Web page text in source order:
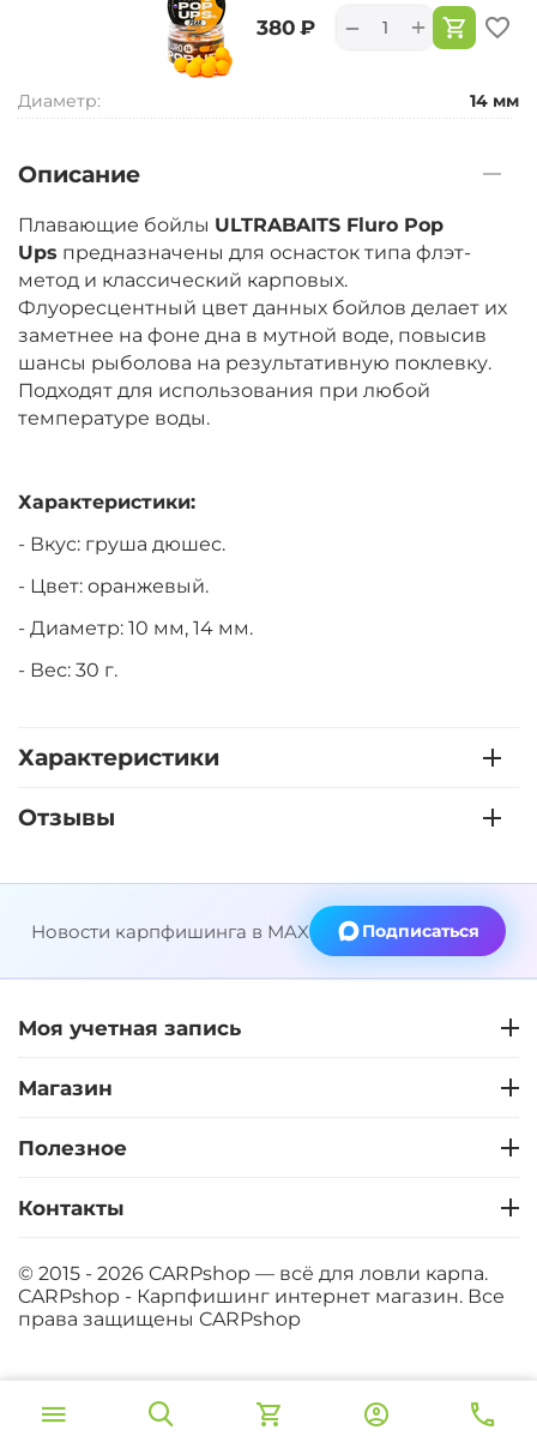
‍380‍ ₽ +
−
Диаметр: 14 мм
Описание
Плавающие бойлы ULTRABAITS Fluro Pop
Ups предназначены для оснасток типа флэт-
метод и классический карповых.
Флуоресцентный цвет данных бойлов делает их
заметнее на фоне дна в мутной воде, повысив
шансы рыболова на результативную поклевку.
Подходят для использования при любой
температуре воды.
Характеристики:
- Вкус: груша дюшес.
- Цвет: оранжевый.
- Диаметр: 10 мм, 14 мм.
- Вес: 30 г.
Характеристики
Отзывы
Новости карпфишинга в MAX Подписаться
Моя учетная запись
Магазин
Полезное
Контакты
© 2015 - 2026 CARPshop — всё для ловли карпа.
CARPshop - Карпфишинг интернет магазин. Все
права защищены CARPshop
‍380‍₽ В корзину